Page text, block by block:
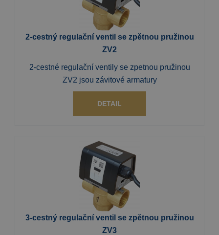
2-cestný regulační ventil se zpětnou pružinou
ZV2
2-cestné regulační ventily se zpetnou pružinou
ZV2 jsou závitové armatury
DETAIL
3-cestný regulační ventil se zpětnou pružinou
ZV3